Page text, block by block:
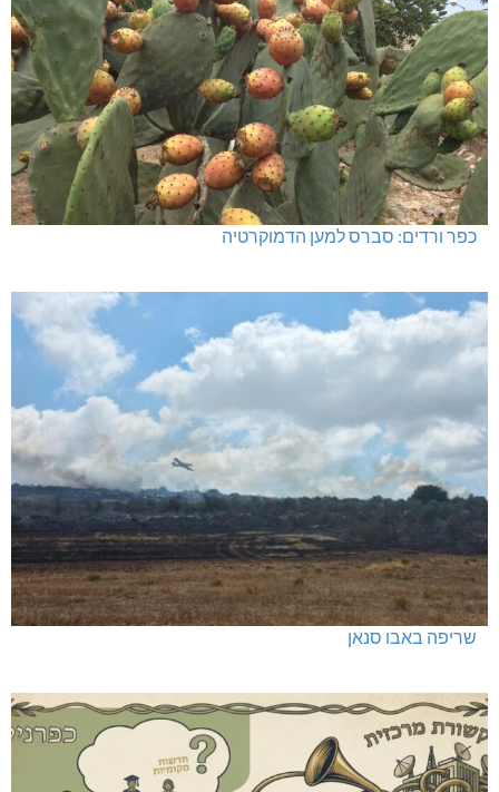
כפר ורדים: סברס למען הדמוקרטיה
שריפה באבו סנאן